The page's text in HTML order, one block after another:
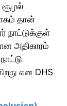
சூழல்
தான்
நாட்டுக்குள்
அதிகாரம்
என DHS